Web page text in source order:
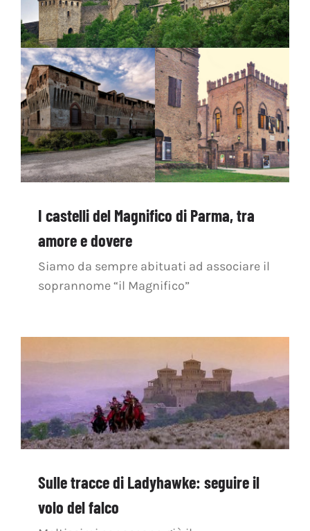
I castelli del Magnifico di Parma, tra
amore e dovere
Siamo da sempre abituati ad associare il
soprannome “il Magnifico”
Sulle tracce di Ladyhawke: seguire il
volo del falco